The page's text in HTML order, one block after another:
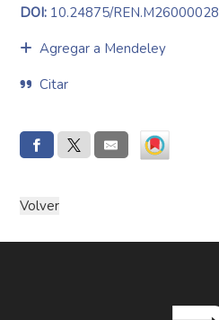
DOI: 10.24875/REN.M26000028
Agregar a Mendeley
Citar